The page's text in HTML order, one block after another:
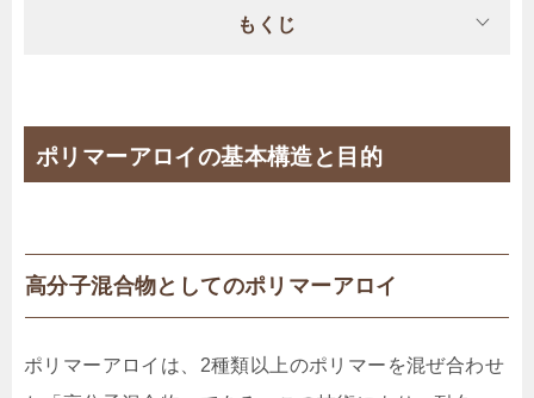
もくじ
ポリマーアロイの基本構造と目的
高分子混合物としてのポリマーアロイ
ポリマーアロイは、2種類以上のポリマーを混ぜ合わせ